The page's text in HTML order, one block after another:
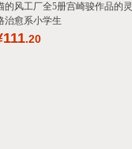
的风工厂全5册宫崎骏作品的
治愈系小学生
111.20